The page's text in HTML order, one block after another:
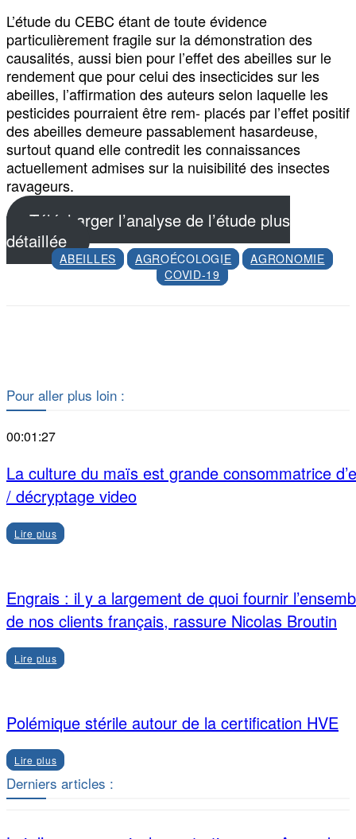
L’étude du CEBC étant de toute évidence
particulièrement fragile sur la démonstration des
causalités, aussi bien pour l’effet des abeilles sur le
rendement que pour celui des insecticides sur les
abeilles, l’affirmation des auteurs selon laquelle les
pesticides pourraient être rem- placés par l’effet positif
des abeilles demeure passablement hasardeuse,
surtout quand elle contredit les connaissances
actuellement admises sur la nuisibilité des insectes
ravageurs.
Télécharger l’analyse de l’étude plus
détaillée
ABEILLES AGROÉCOLOGIE
AGRONOMIE
COVID-19
Pour aller plus loin :
00:01:27
La culture du maïs est grande consommatrice
/ décryptage video
Lire plus
Engrais : il y a largement de quoi fournir
de nos clients français, rassure Nicolas Broutin
Lire plus
Polémique stérile autour de la certification HVE
Lire plus
Derniers articles :